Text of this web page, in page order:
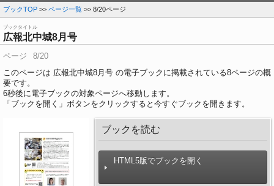
ブックTOP >> ページ一覧 >> 8/20ページ
ブックタイトル
広報北中城8月号
ページ
8/20
このページは 広報北中城8月号 の電子ブックに掲載されている8ページの概
要です。
6秒後に電子ブックの対象ページへ移動します。
「ブックを開く」ボタンをクリックすると今すぐブックを開きます。
ブックを読む
HTML5版でブックを開く